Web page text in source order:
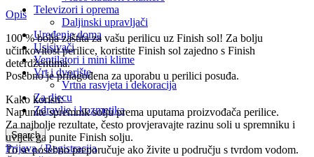
Televizori i oprema
Daljinski upravljači
Uređenje doma
Usisivači
Ventilatori i mini klime
Vrt i dvorište
Vrtna rasvjeta i dekoracija
Za djecu
Zdravlje i kozmetika
Search
Prijava / Registracija
Opis
100 % bolja zaštita za vašu perilicu uz Finish sol! Za bolju
učinkovitost perilice, koristite Finish sol zajedno s Finish
deterdžentima.
Posebno je prilagođena za uporabu u perilici posuđa.
Kako koristi:
Napunite spremnik solju prema uputama proizvođača perilice.
Za najbolje rezultate, često provjeravajte razinu soli u spremniku i
uvijek ga punite Finish solju.
To se posebno preporučuje ako živite u području s tvrdom vodom.